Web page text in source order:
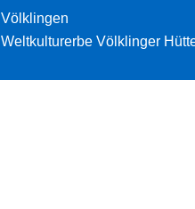
Völklingen
Weltkulturerbe Völklinger